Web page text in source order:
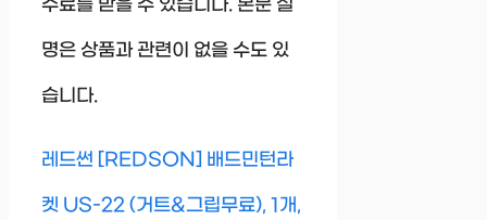
수료를 받을 수 있습니다. 본문 설
명은 상품과 관련이 없을 수도 있
습니다.
레드썬 [REDSON] 배드민턴라
켓 US-22 (거트&그립무료), 1개,